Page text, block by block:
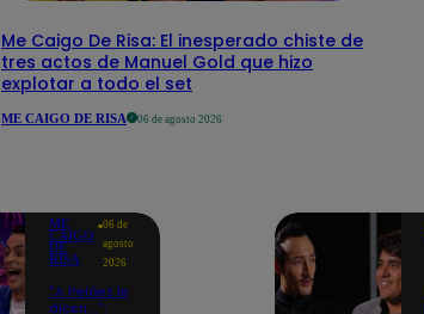
Me Caigo De Risa: El inesperado chiste de
tres actos de Manuel Gold que hizo
explotar a todo el set
ME CAIGO DE RISA 06 de agosto 2026
ME
CAIGO
DE
RISA
06 de
agosto
2026
"A Peláez le
dicen...":